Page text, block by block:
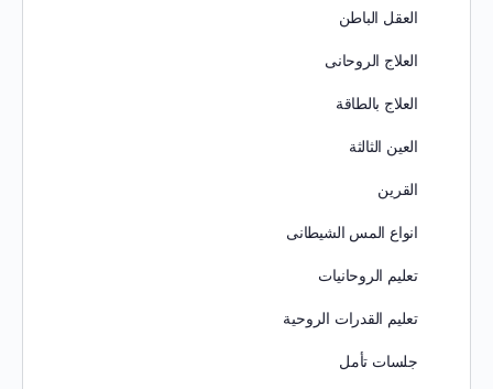
العقل الباطن
العلاج الروحانى
العلاج بالطاقة
العين الثالثة
القرين
انواع المس الشيطانى
تعليم الروحانيات
تعليم القدرات الروحية
جلسات تأمل